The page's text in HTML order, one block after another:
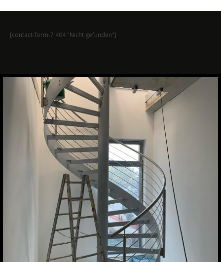
[contact-form-7 404 "Nicht gefunden"]